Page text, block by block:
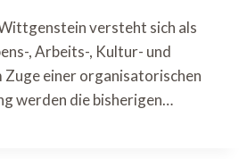
versteht sich als
, Arbeits-, Kultur- und
Zuge einer organisatorischen
werden die bisherigen…